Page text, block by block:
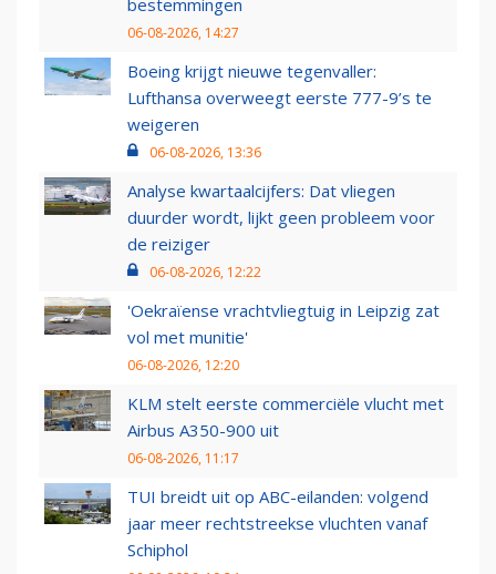
06-08-2026, 14:27
Boeing krijgt nieuwe tegenvaller:
Lufthansa overweegt eerste 777-9’s te
weigeren
06-08-2026, 13:36
Analyse kwartaalcijfers: Dat vliegen
duurder wordt, lijkt geen probleem voor
de reiziger
06-08-2026, 12:22
'Oekraïense vrachtvliegtuig in Leipzig zat
vol met munitie'
06-08-2026, 12:20
KLM stelt eerste commerciële vlucht met
Airbus A350-900 uit
06-08-2026, 11:17
TUI breidt uit op ABC-eilanden: volgend
jaar meer rechtstreekse vluchten vanaf
Schiphol